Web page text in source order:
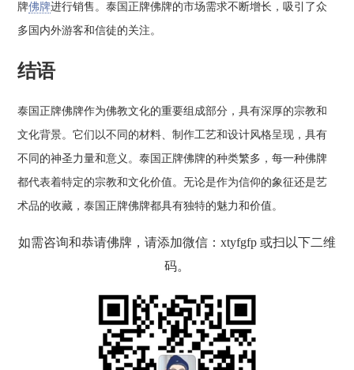
牌佛牌进行销售。泰国正牌佛牌的市场需求不断增长，吸引了众
多国内外游客和信徒的关注。
结语
泰国正牌佛牌作为佛教文化的重要组成部分，具有深厚的宗教和
文化背景。它们以不同的材料、制作工艺和设计风格呈现，具有
不同的神圣力量和意义。泰国正牌佛牌的种类繁多，每一种佛牌
都代表着特定的宗教和文化价值。无论是作为信仰的象征还是艺
术品的收藏，泰国正牌佛牌都具有独特的魅力和价值。
如需咨询和恭请佛牌，请添加微信：xtyfgfp 或扫以下二维
码。